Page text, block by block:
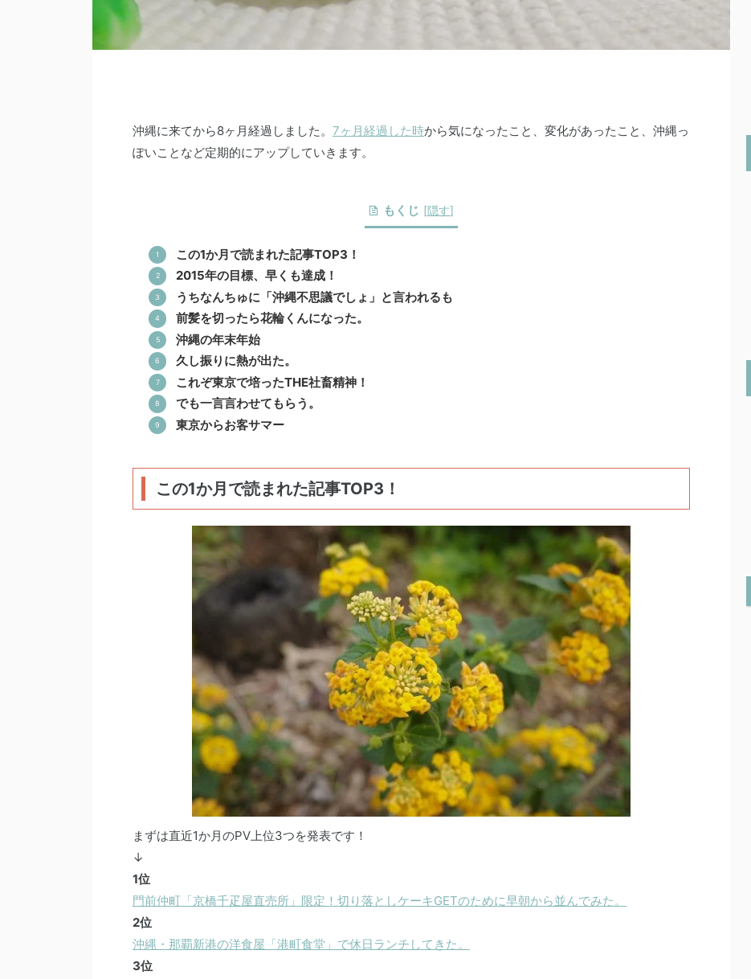
沖縄に来てから8ヶ月経過しました。 7ヶ月経過した時から気になったこと、変化があったこと、沖縄っ
ぽいことなど定期的にアップしていきます。
もくじ [隠す]
この1か月で読まれた記事TOP3！
2015年の目標、早くも達成！
うちなんちゅに「沖縄不思議でしょ」と言われるも
前髪を切ったら花輪くんになった。
沖縄の年末年始
久し振りに熱が出た。
これぞ東京で培ったTHE社畜精神！
でも一言言わせてもらう。
東京からお客サマー
この1か月で読まれた記事TOP3！
まずは直近1か月のPV上位3つを発表です！
↓
1位
門前仲町「京橋千疋屋直売所」限定！切り落としケーキGETのために早朝から並んでみた。
2位
沖縄・那覇新港の洋食屋「港町食堂」で休日ランチしてきた。
3位